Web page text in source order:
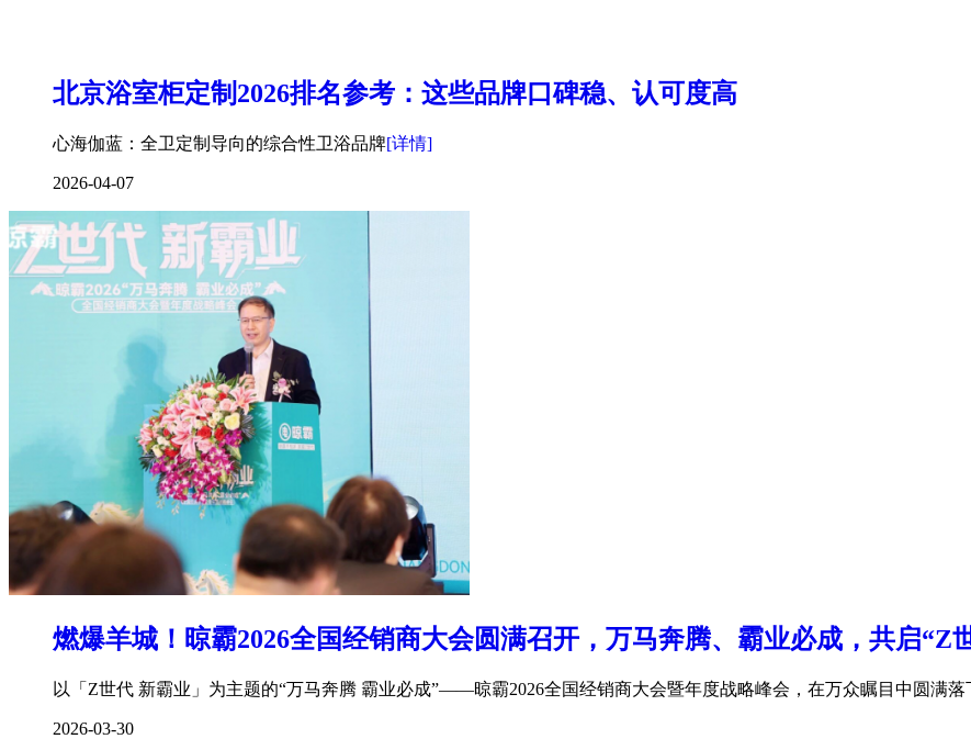
北京浴室柜定制2026排名参考：这些品牌口碑稳、认可度高
心海伽蓝：全卫定制导向的综合性卫浴品牌[详情]
2026-04-07
燃爆羊城！晾霸2026全国经销商大会圆满召开，万马奔腾、霸业必成，共启“Z
以「Z世代 新霸业」为主题的“万马奔腾 霸业必成”——晾霸2026全国经销商大会暨年度战略峰会，在万众瞩目中圆满落
2026-03-30